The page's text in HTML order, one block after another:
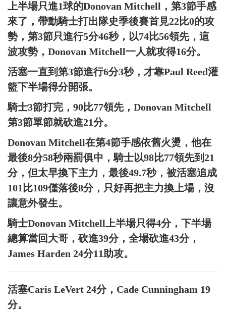
上半場只進1球的Donovan Mitchell，第3節手感
來了，帶動騎士打出隊史季後賽首見22比0的攻
勢，第3節只進行5分46秒，以74比56領先，這
波攻勢，Donovan Mitchell一人就攻得16分。
活塞一直到第3節進行6分3秒，才靠Paul Reed灌
籃下半場得分開張。
騎士3節打完，90比77領先，Donovan Mitchell
第3節單節就砍進21分。
Donovan Mitchell在第4節手感依舊火燙，他在
最後8分58秒兩罰俱中，騎士以98比77領先到21
分，但太早換下主力，最後49.7秒，被活塞追成
101比109僅落後8分，只好再把主力換上場，沒
讓意外發生。
騎士Donovan Mitchell上半場只得4分，下半場
總算當回大哥，砍進39分，全場砍進43分，
James Harden 24分11助攻。
活塞Caris LeVert 24分，Cade Cunningham 19
分。